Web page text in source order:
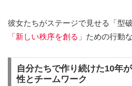
彼女たちがステージで見せる「型
「新しい秩序を創る」 ための行動
自分たちで作り続けた10年
性とチームワーク